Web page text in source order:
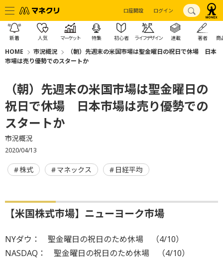
口座開設 ログイン
新着 人気 マーケット 特集 初心者 ライフデザイン 連載 著者 商
HOME 市況概況
（朝）先週末の米国市場は聖金曜日の祝日で休場 日本
市場は売り優勢でのスタートか
（朝）先週末の米国市場は聖金曜日の
祝日で休場 日本市場は売り優勢での
スタートか
市況概況
2020/04/13
株式 マネックス 日経平均
【米国株式市場】ニューヨーク市場
NYダウ： 聖金曜日の祝日のため休場 （4/10）
NASDAQ： 聖金曜日の祝日のため休場 （4/10）